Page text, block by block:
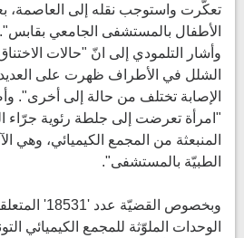
الأطفال بالمستشفى الجامعي بقابس".
وأشار التلمودي إلى انّ "حالات
الشلل في الأطراف ظهرت على
الإصابة تختلف من حالة إلى أخرى".
"امرأة تعرضت إلى جلطة رئوية جرّاء
المنبعثة من المجمع الكيميائي، وهي
الطبيّة بالمستشفى".
وبخصوص
الوحدات الملوّثة للمجمع الكيميائي